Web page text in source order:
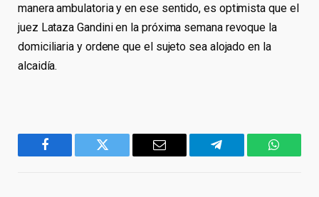
manera ambulatoria y en ese sentido, es optimista que el
juez Lataza Gandini en la próxima semana revoque la
domiciliaria y ordene que el sujeto sea alojado en la
alcaidía.
Facebook Twitter Email Telegram